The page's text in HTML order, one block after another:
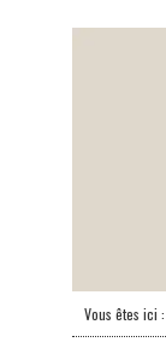
Vous êtes ici :